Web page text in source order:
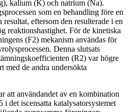
kalium (K) och natrium (Na).
som en behandling före en
eftersom den resulterade i en
reaktionshastighet. För de kinetiska
(F2) mekanism användas för
Denna slutsats
(R2) var högre
med de andra undersökta
att användandet av en kombination
iscensatta katalysatorsystemet